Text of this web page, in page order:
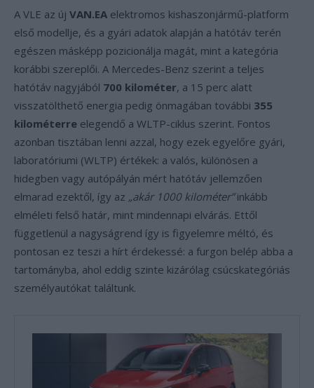
A VLE az új VAN.EA elektromos kishaszonjármű-platform
első modellje, és a gyári adatok alapján a hatótáv terén
egészen másképp pozicionálja magát, mint a kategória
korábbi szereplői. A Mercedes-Benz szerint a teljes
hatótáv nagyjából 700 kilométer, a 15 perc alatt
visszatölthető energia pedig önmagában további 355
kilométerre elegendő a WLTP-ciklus szerint. Fontos
azonban tisztában lenni azzal, hogy ezek egyelőre gyári,
laboratóriumi (WLTP) értékek: a valós, különösen a
hidegben vagy autópályán mért hatótáv jellemzően
elmarad ezektől, így az „akár 1000 kilométer”inkább
elméleti felső határ, mint mindennapi elvárás. Ettől
függetlenül a nagyságrend így is figyelemre méltó, és
pontosan ez teszi a hírt érdekessé: a furgon belép abba a
tartományba, ahol eddig szinte kizárólag csúcskategóriás
személyautókat találtunk.